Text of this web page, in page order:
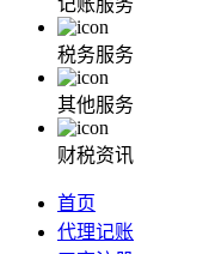
记账服务
税务服务
其他服务
财税资讯
首页
代理记账